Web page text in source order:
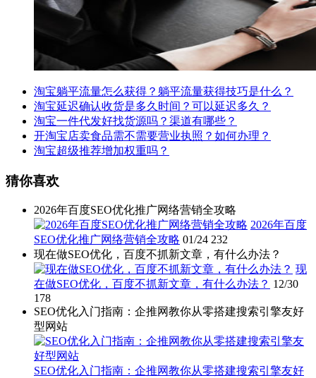
淘宝躺平流量怎么获得？躺平流量获得技巧是什么？
淘宝延迟确认收货是多久时间？可以延迟多久？
淘宝一件代发好找货源吗？渠道有哪些？
开淘宝店卖食品需不需要营业执照？如何办理？
淘宝超级推荐增加权重吗？
猜你喜欢
2026年百度SEO优化推广网络营销全攻略
2026年百度
SEO优化推广网络营销全攻略 01/24 232
现在做SEO优化，百度不抓新文章，有什么办法？
现
在做SEO优化，百度不抓新文章，有什么办法？ 12/30
178
SEO优化入门指南：企推网教你从零搭建搜索引擎友好
型网站
SEO优化入门指南：企推网教你从零搭建搜索引擎友好